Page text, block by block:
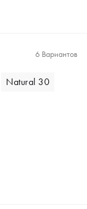
6 Вариантов
Natural 30